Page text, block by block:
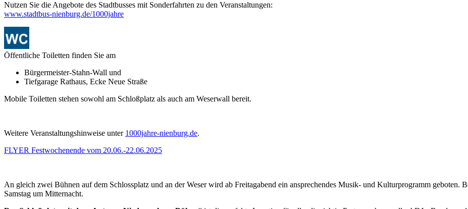
Nutzen Sie die Angebote des Stadtbusses mit Sonderfahrten zu den Veranstaltungen:
www.stadtbus-nienburg.de/1000jahre
Öffentliche Toiletten finden Sie am
Bürgermeister-Stahn-Wall und
Tiefgarage Rathaus, Ecke Neue Straße
Mobile Toiletten stehen sowohl am Schloßplatz als auch am Weserwall bereit.
Weitere Veranstaltungshinweise unter 1000jahre-nienburg.de.
FLYER Festwochenende vom 20.06.-22.06.2025
An gleich zwei Bühnen auf dem Schlossplatz und an der Weser wird ab Freitagabend ein ansprechendes Musik- und Kulturprogramm geboten.
Samstag um Mitternacht.